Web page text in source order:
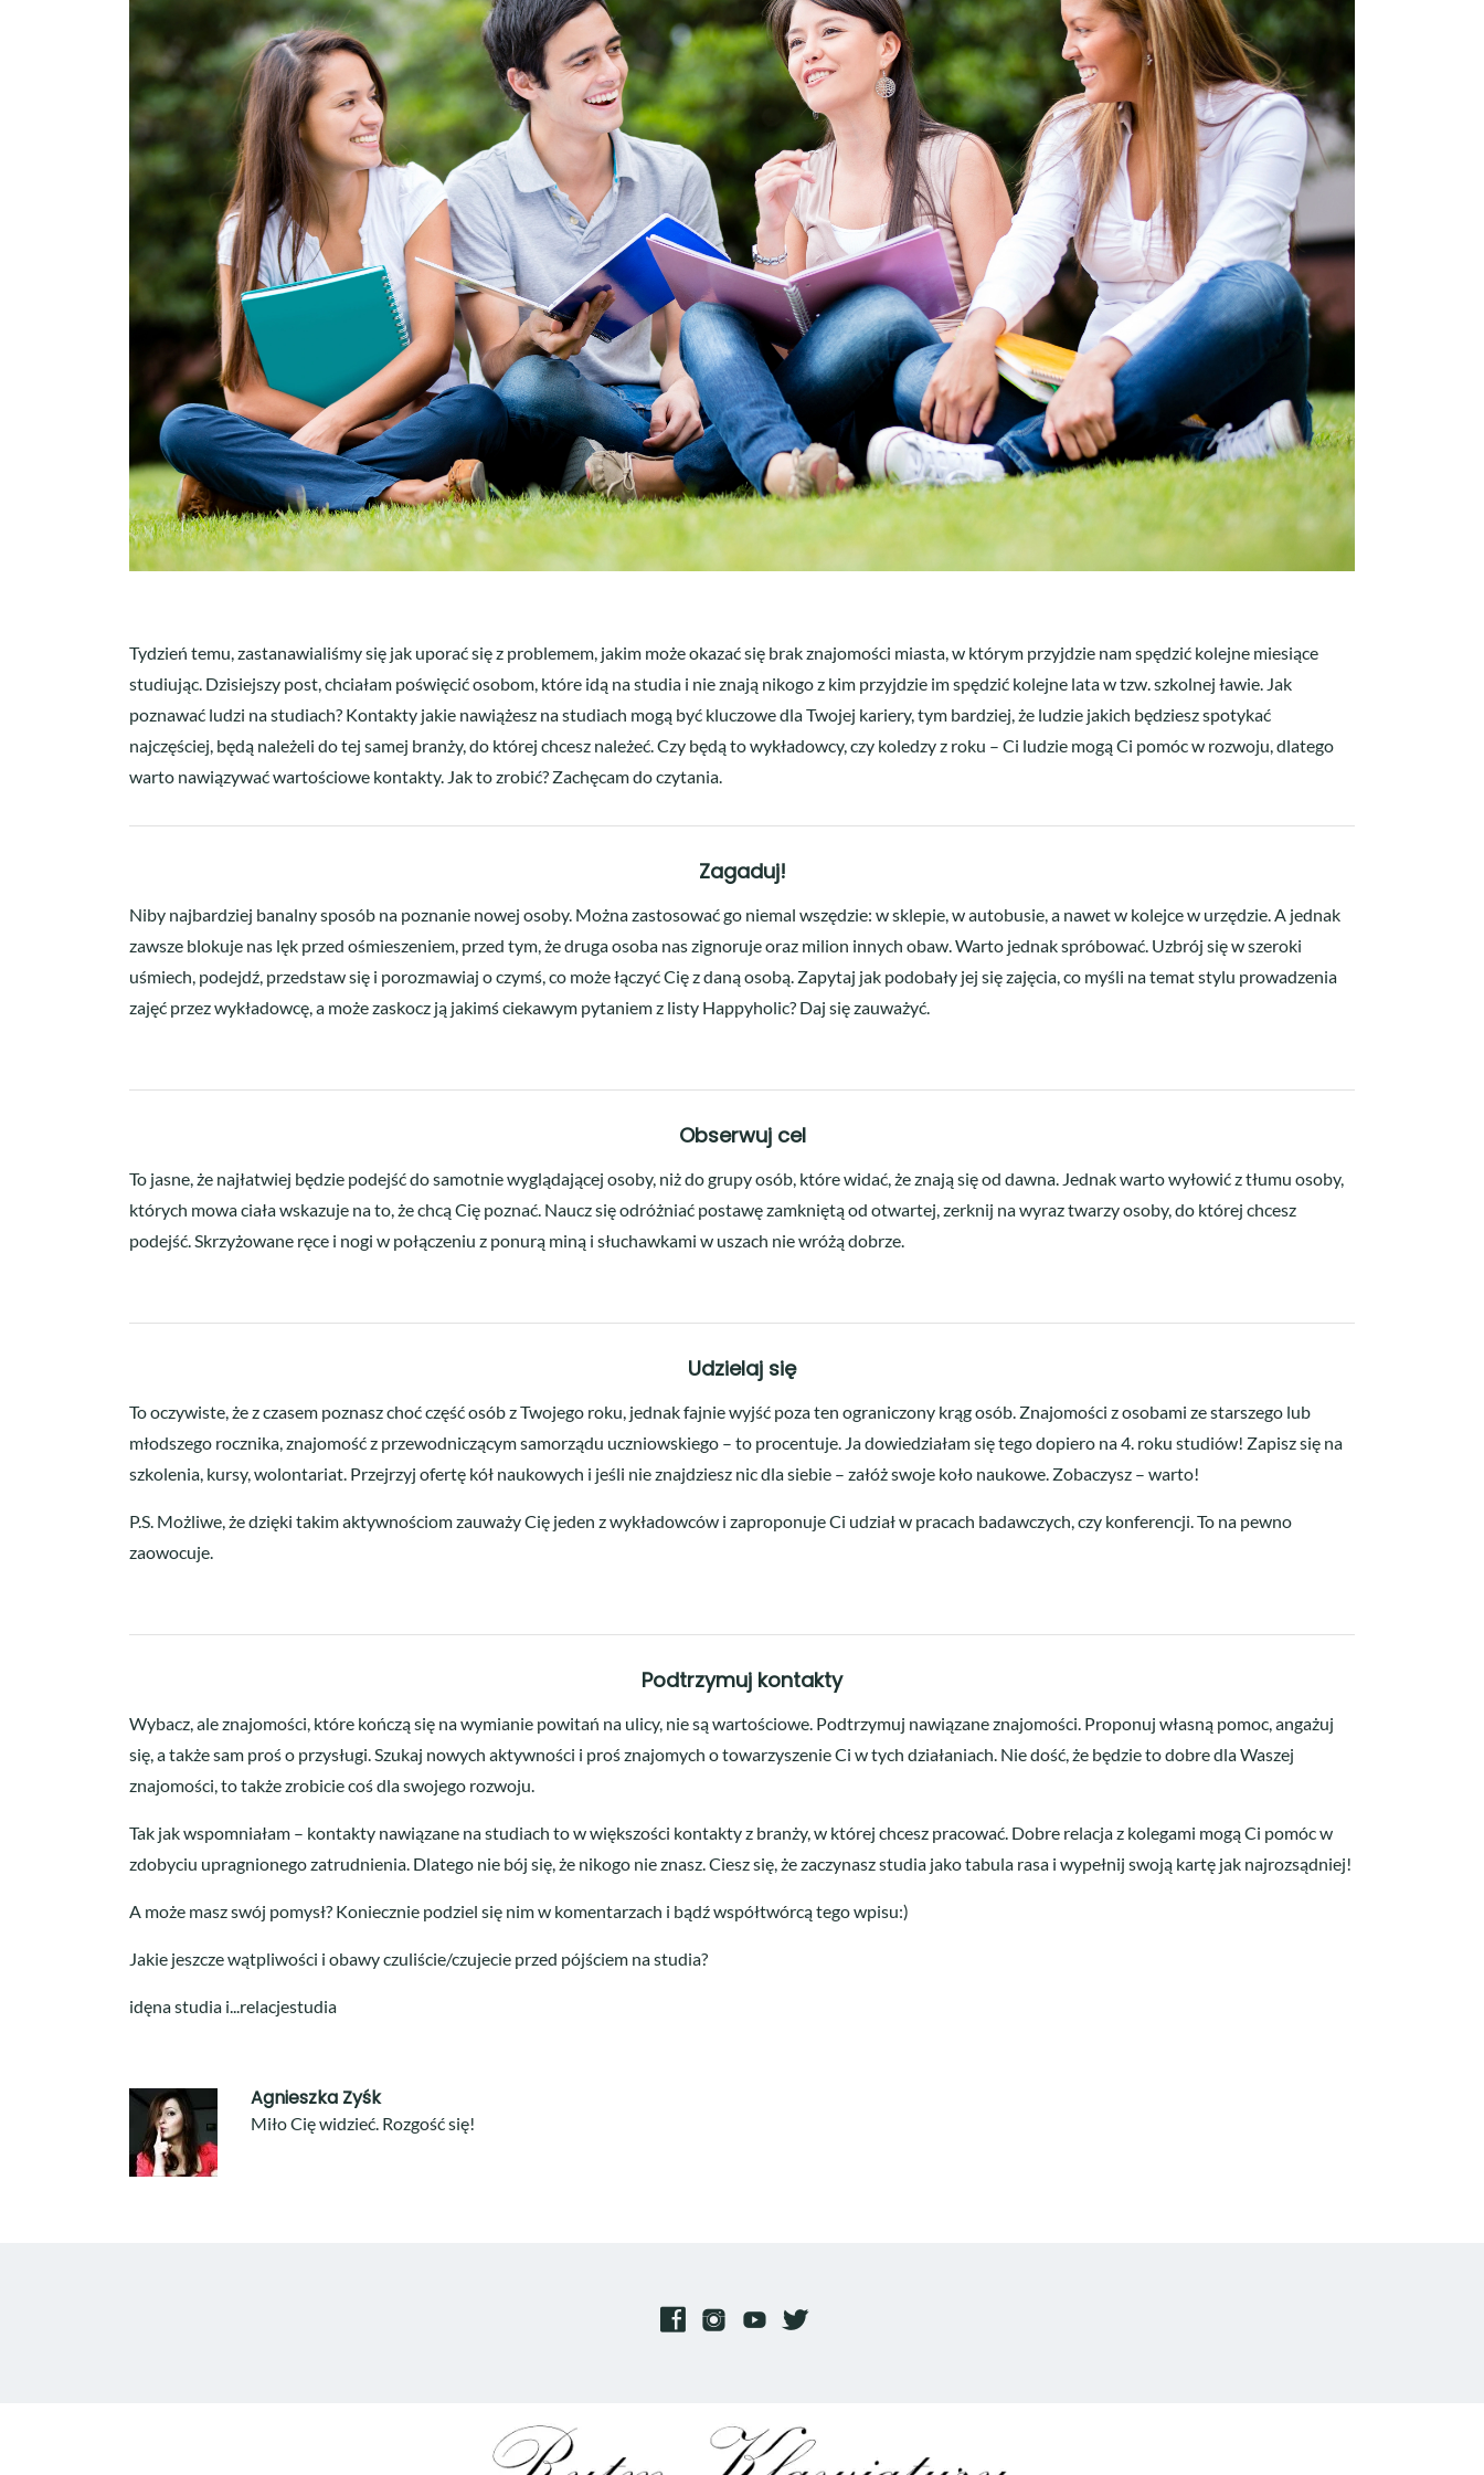
Tydzień temu, zastanawialiśmy się jak uporać się z problemem, jakim może okazać się brak znajomości miasta, w którym przyjdzie nam spędzić kolejne miesiące
studiując. Dzisiejszy post, chciałam poświęcić osobom, które idą na studia i nie znają nikogo z kim przyjdzie im spędzić kolejne lata w tzw. szkolnej ławie. Jak
poznawać ludzi na studiach? Kontakty jakie nawiążesz na studiach mogą być kluczowe dla Twojej kariery, tym bardziej, że ludzie jakich będziesz spotykać
najczęściej, będą należeli do tej samej branży, do której chcesz należeć. Czy będą to wykładowcy, czy koledzy z roku – Ci ludzie mogą Ci pomóc w rozwoju, dlatego
warto nawiązywać wartościowe kontakty. Jak to zrobić? Zachęcam do czytania.
Zagaduj!
Niby najbardziej banalny sposób na poznanie nowej osoby. Można zastosować go niemal wszędzie: w sklepie, w autobusie, a nawet w kolejce w urzędzie. A jednak
zawsze blokuje nas lęk przed ośmieszeniem, przed tym, że druga osoba nas zignoruje oraz milion innych obaw. Warto jednak spróbować. Uzbrój się w szeroki
uśmiech, podejdź, przedstaw się i porozmawiaj o czymś, co może łączyć Cię z daną osobą. Zapytaj jak podobały jej się zajęcia, co myśli na temat stylu prowadzenia
zajęć przez wykładowcę, a może zaskocz ją jakimś ciekawym pytaniem z listy Happyholic? Daj się zauważyć.
Obserwuj cel
To jasne, że najłatwiej będzie podejść do samotnie wyglądającej osoby, niż do grupy osób, które widać, że znają się od dawna. Jednak warto wyłowić z tłumu osoby,
których mowa ciała wskazuje na to, że chcą Cię poznać. Naucz się odróżniać postawę zamkniętą od otwartej, zerknij na wyraz twarzy osoby, do której chcesz
podejść. Skrzyżowane ręce i nogi w połączeniu z ponurą miną i słuchawkami w uszach nie wróżą dobrze.
Udzielaj się
To oczywiste, że z czasem poznasz choć część osób z Twojego roku, jednak fajnie wyjść poza ten ograniczony krąg osób. Znajomości z osobami ze starszego lub
młodszego rocznika, znajomość z przewodniczącym samorządu uczniowskiego – to procentuje. Ja dowiedziałam się tego dopiero na 4. roku studiów! Zapisz się na
szkolenia, kursy, wolontariat. Przejrzyj ofertę kół naukowych i jeśli nie znajdziesz nic dla siebie – załóż swoje koło naukowe. Zobaczysz – warto!
P.S. Możliwe, że dzięki takim aktywnościom zauważy Cię jeden z wykładowców i zaproponuje Ci udział w pracach badawczych, czy konferencji. To na pewno
zaowocuje.
Podtrzymuj kontakty
Wybacz, ale znajomości, które kończą się na wymianie powitań na ulicy, nie są wartościowe. Podtrzymuj nawiązane znajomości. Proponuj własną pomoc, angażuj
się, a także sam proś o przysługi. Szukaj nowych aktywności i proś znajomych o towarzyszenie Ci w tych działaniach. Nie dość, że będzie to dobre dla Waszej
znajomości, to także zrobicie coś dla swojego rozwoju.
Tak jak wspomniałam – kontakty nawiązane na studiach to w większości kontakty z branży, w której chcesz pracować. Dobre relacja z kolegami mogą Ci pomóc w
zdobyciu upragnionego zatrudnienia. Dlatego nie bój się, że nikogo nie znasz. Ciesz się, że zaczynasz studia jako tabula rasa i wypełnij swoją kartę jak najrozsądniej!
A może masz swój pomysł? Koniecznie podziel się nim w komentarzach i bądź współtwórcą tego wpisu:)
Jakie jeszcze wątpliwości i obawy czuliście/czujecie przed pójściem na studia?
idęna studia i...relacjestudia
Agnieszka Zyśk
Miło Cię widzieć. Rozgość się!